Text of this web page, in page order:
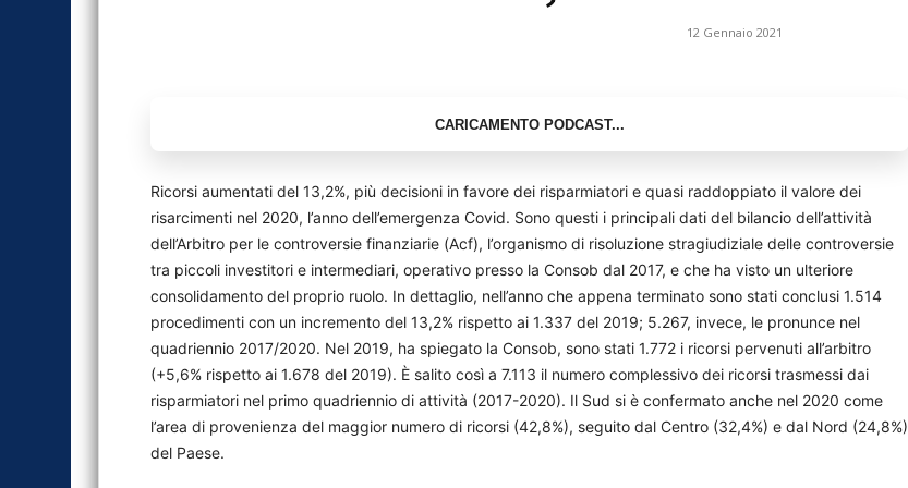
12 Gennaio 2021
Ricorsi aumentati del 13,2%, più decisioni in favore dei risparmiatori e quasi raddoppiato il valore dei
risarcimenti nel 2020, l’anno dell’emergenza Covid. Sono questi i principali dati del bilancio dell’attività
dell’Arbitro per le controversie finanziarie (Acf), l’organismo di risoluzione stragiudiziale delle controversie
tra piccoli investitori e intermediari, operativo presso la Consob dal 2017, e che ha visto un ulteriore
consolidamento del proprio ruolo. In dettaglio, nell’anno che appena terminato sono stati conclusi 1.514
procedimenti con un incremento del 13,2% rispetto ai 1.337 del 2019; 5.267, invece, le pronunce nel
quadriennio 2017/2020. Nel 2019, ha spiegato la Consob, sono stati 1.772 i ricorsi pervenuti all’arbitro
(+5,6% rispetto ai 1.678 del 2019). È salito così a 7.113 il numero complessivo dei ricorsi trasmessi dai
risparmiatori nel primo quadriennio di attività (2017-2020). Il Sud si è confermato anche nel 2020 come
l’area di provenienza del maggior numero di ricorsi (42,8%), seguito dal Centro (32,4%) e dal Nord (24,8%)
del Paese.